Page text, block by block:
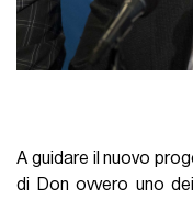
A guidare il nuovo
di Don ovvero uno